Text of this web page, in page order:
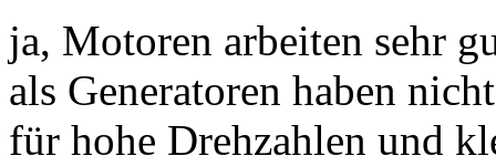
ja, Motoren arbeiten sehr
als Generatoren haben
für hohe Drehzahlen und